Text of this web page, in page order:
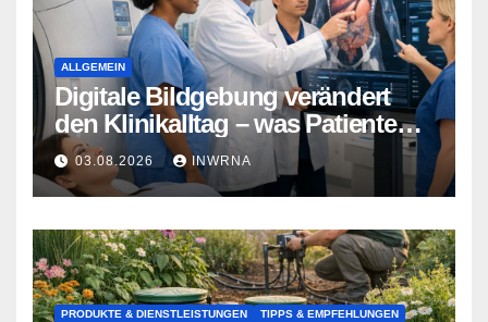
ALLGEMEIN
Digitale Bildgebung verändert
den Klinikalltag – was Patienten
jetzt wissen sollten
03.08.2026 INWRNA
PRODUKTE & DIENSTLEISTUNGEN TIPPS & EMPFEHLUNGEN